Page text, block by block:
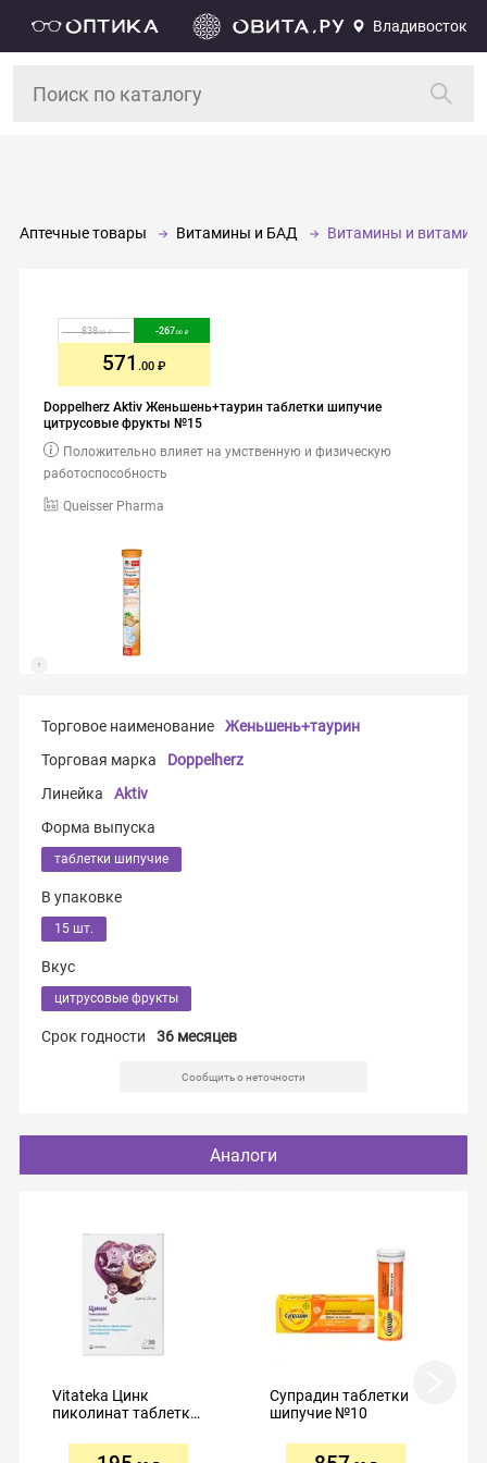
Владивосток
Аптечные товары Витамины и БАД Витамины и
Doppelherz Aktiv Женьшень+таурин таблетки шипучие
цитрусовые фрукты №15
Queisser Pharma
Положительно влияет на умственную и физическую
работоспособность
838.00 -267.00
571 .00
Торговое наименование
Женьшень+таурин
Торговая марка
Doppelherz
Линейка
Aktiv
Форма выпуска
таблетки шипучие
В упаковке
15 шт.
Вкус
цитрусовые фрукты
Срок годности 36 месяцев
Сообщить о неточности
Аналоги
Vitateka Цинк
пиколинат таблетки
Супрадин таблетки
шипучие №10